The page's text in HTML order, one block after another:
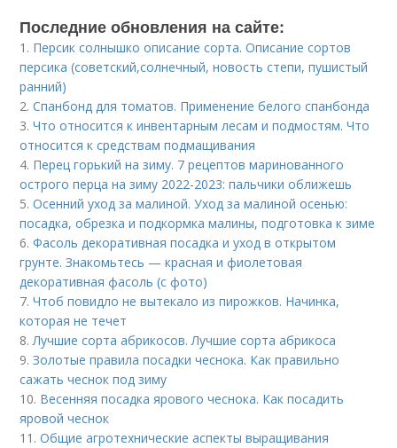
Последние обновления на сайте:
1. Персик солнышко описание сорта. Описание сортов
персика (советский,солнечный, новость степи, пушистый
ранний)
2.Спанбонд для томатов. Применение белого спанбонда
3.Что относится к инвентарным лесам и подмостям. Что
относится к средствам подмащивания
4. Перец горький на зиму. 7 рецептов маринованного
острого перца на зиму 2022-2023: пальчики оближешь
5.Осенний уход за малиной. Уход за малиной осенью:
посадка, обрезка и подкормка малины, подготовка к зиме
6.Фасоль декоративная посадка и уход в открытом
грунте. Знакомьтесь — красная и фиолетовая
декоративная фасоль (с фото)
7.Чтоб повидло не вытекало из пирожков. Начинка,
которая не течет
8.Лучшие сорта абрикосов. Лучшие сорта абрикоса
9.Золотые правила посадки чеснока. Как правильно
сажать чеснок под зиму
10. Весенняя посадка ярового чеснока. Как посадить
яровой чеснок
11.Общие агротехнические аспекты выращивания